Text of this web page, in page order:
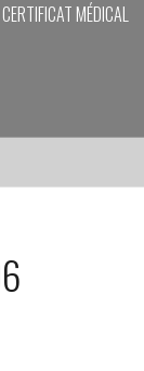
CERTIFICAT MÉDICAL